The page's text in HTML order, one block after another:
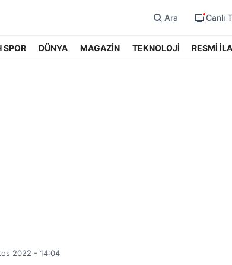
Ara Canlı
SPOR DÜNYA MAGAZİN TEKNOLOJİ RESMİ
2022 - 14:04